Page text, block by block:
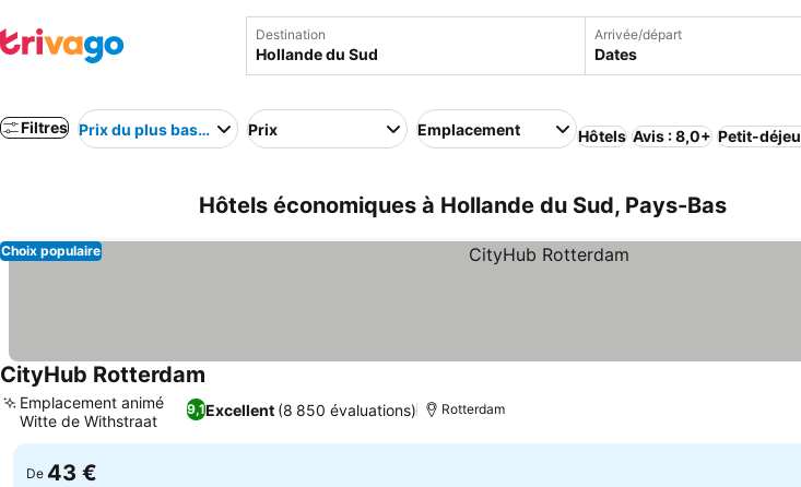
Destination Arrivée/départ
Dates
Filtres Prix du plus bas au plus élevé
Prix Emplacement Hôtels Avis : 8,0+ Petit-
Hôtels économiques à Hollande du Sud, Pays-Bas
Choix populaire
CityHub Rotterdam
9,1Excellent (8 850 évaluations)
Emplacement animé
Witte de Withstraat
Rotterdam
De 43 €